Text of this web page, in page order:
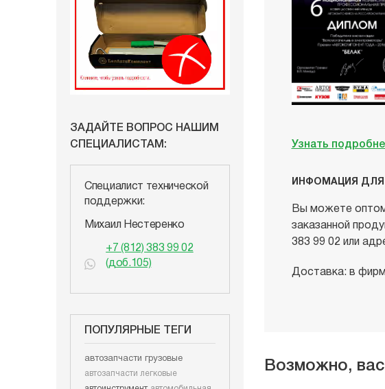
ЗАДАЙТЕ ВОПРОС НАШИМ
СПЕЦИАЛИСТАМ:
Специалист технической
поддержки:
Михаил Нестеренко
+7 (812) 383 99 02
(доб.105)
ПОПУЛЯРНЫЕ ТЕГИ
автозапчасти грузовые
автозапчасти легковые
Узнать
ИНФОМАЦИЯ ДЛЯ
Вы можете оптом
заказанной
383 99 02 или
Доставка: в
Возможно,